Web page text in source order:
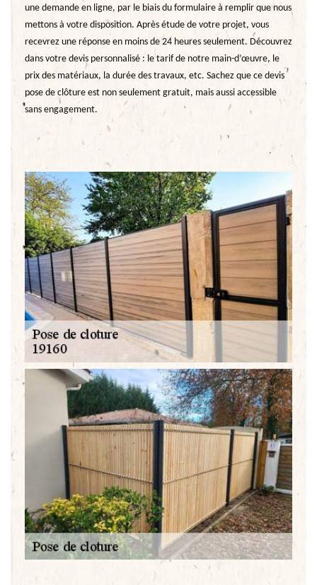
une demande en ligne, par le biais du formulaire à remplir que nous
mettons à votre disposition. Après étude de votre projet, vous
recevrez une réponse en moins de 24 heures seulement. Découvrez
dans votre devis personnalisé : le tarif de notre main-d’œuvre, le
prix des matériaux, la durée des travaux, etc. Sachez que ce devis
pose de clôture est non seulement gratuit, mais aussi accessible
sans engagement.